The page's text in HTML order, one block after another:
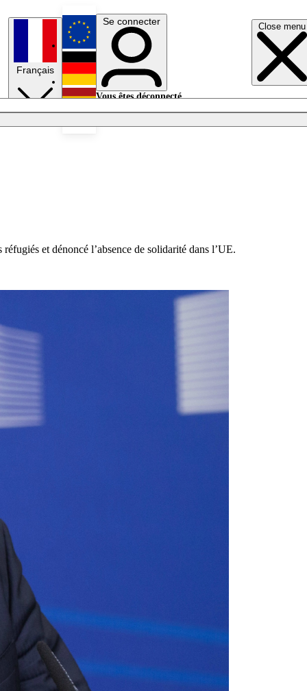
Close menu
Français
English
Deutsch
Se connecter
Vous êtes déconnecté.
et dénoncé l’absence de solidarité dans l’UE.